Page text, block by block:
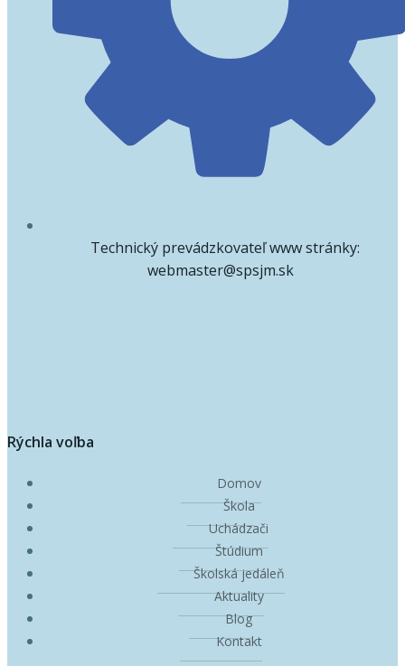
Technický prevádzkovateľ www stránky:
webmaster@spsjm.sk
Rýchla voľba
Domov
Škola
Uchádzači
Štúdium
Školská jedáleň
Aktuality
Blog
Kontakt